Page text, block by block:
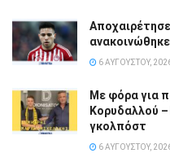
6 ΑΥΓΟΎΣΤΟΥ,
Με φόρα για
Κορυδαλλού
γκολπόστ
6 ΑΥΓΟΎΣΤΟΥ,